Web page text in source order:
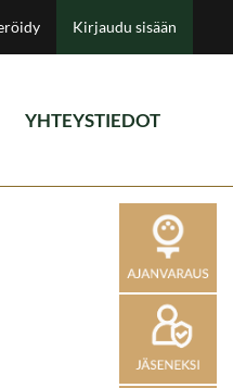
Kirjaudu sisään
YHTEYSTIEDOT